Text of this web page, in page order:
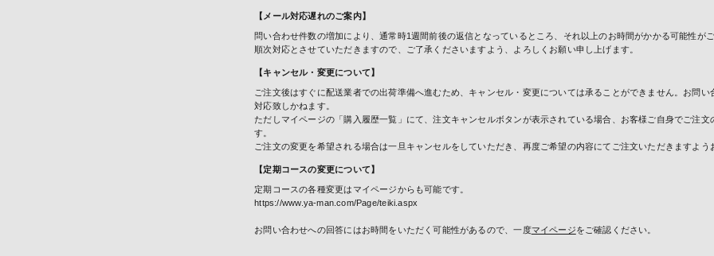
【メール対応遅れのご案内】
問い合わせ件数の増加により、通常時1週間前後の返信となっているところ、それ以上のお時間がかかる可能性がご
順次対応とさせていただきますので、ご了承くださいますよう、よろしくお願い申し上げます。
【キャンセル・変更について】
ご注文後はすぐに配送業者での出荷準備へ進むため、キャンセル・変更については承ることができません。お問い
対応致しかねます。
ただしマイページの「購入履歴一覧」にて、注文キャンセルボタンが表示されている場合、お客様ご自身でご注文
す。
ご注文の変更を希望される場合は一旦キャンセルをしていただき、再度ご希望の内容にてご注文いただきますよう
【定期コースの変更について】
定期コースの各種変更はマイページからも可能です。
https://www.ya-man.com/Page/teiki.aspx
お問い合わせへの回答にはお時間をいただく可能性があるので、一度マイページをご確認ください。